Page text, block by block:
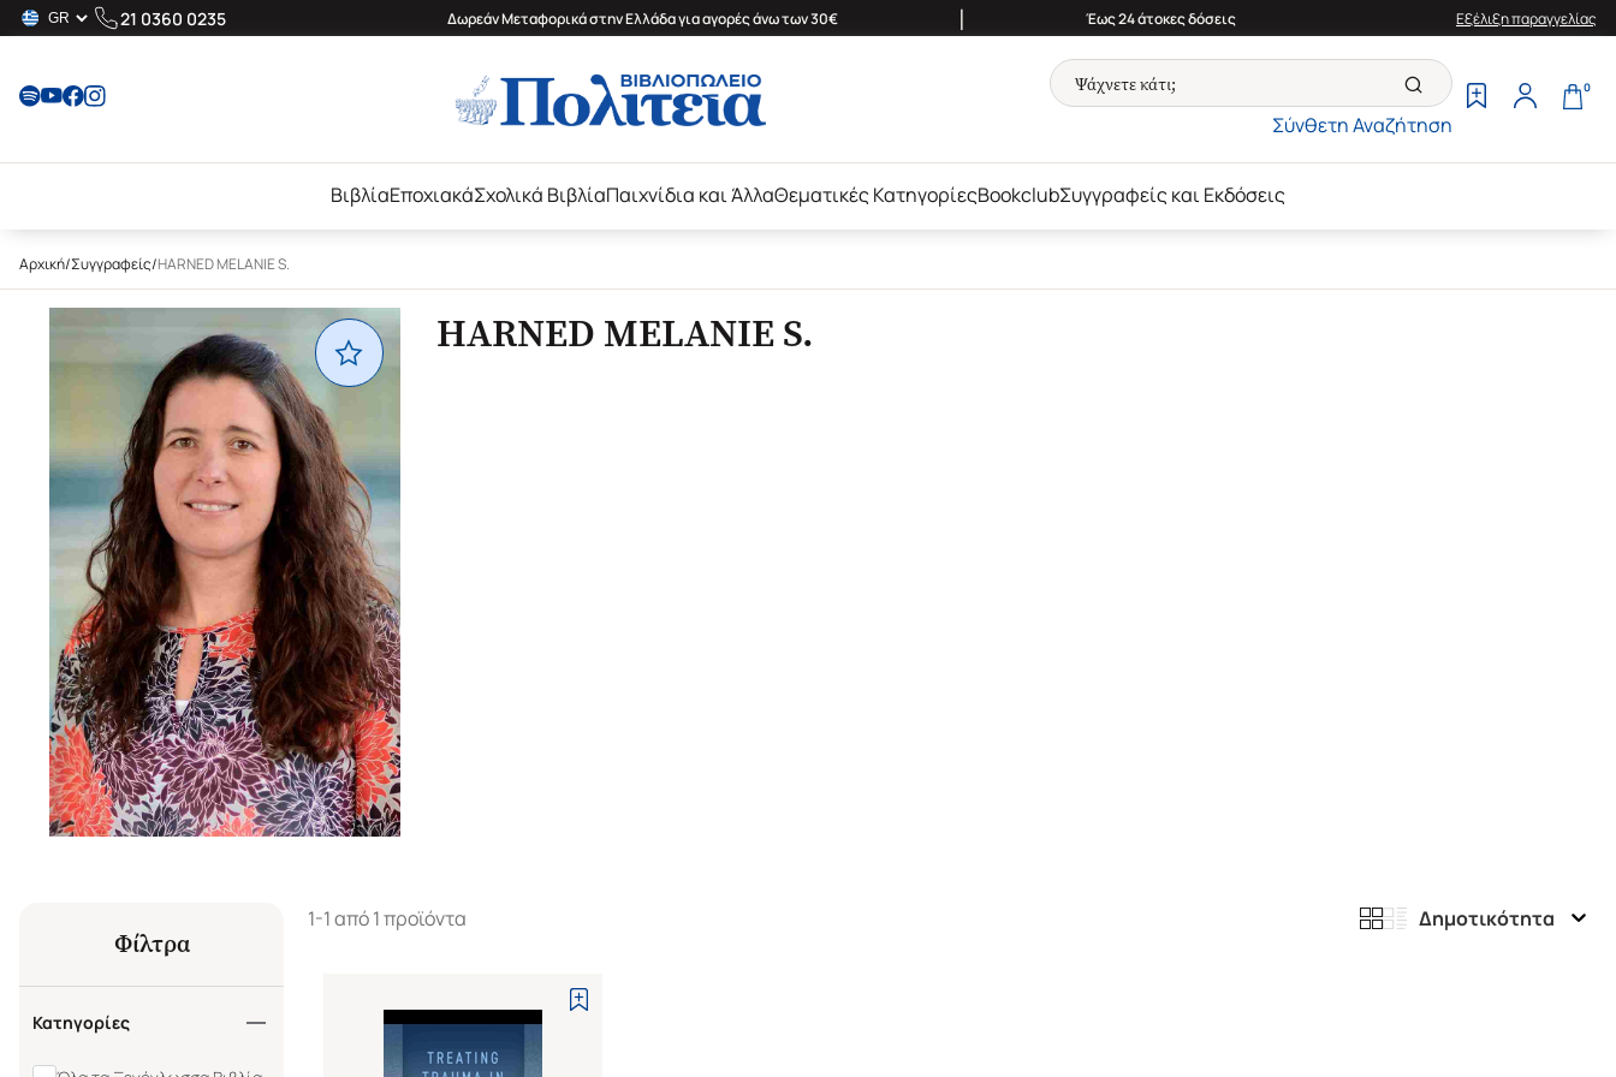
21 0360 0235 Δωρεάν Μεταφορικά στην Ελλάδα για αγορές άνω των 30€ | Έως 24 άτοκες δόσεις Εξέλιξη παραγγελίας
Σύνθετη Αναζήτηση
0
ΒιβλίαΕποχιακάΣχολικά ΒιβλίαΠαιχνίδια και ΆλλαΘεματικές ΚατηγορίεςBookclubΣυγγραφείς και Εκδόσεις
Αρχική/Συγγραφείς/HARNED MELANIE S.
HARNED MELANIE S.
Φίλτρα
Κατηγορίες
1-1 από 1 προϊόντα Δημοτικότητα